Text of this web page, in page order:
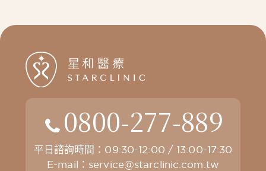
0800-277-889
平日諮詢時間：09:30-12:00 / 13:00-17:30
E-mail： service@starclinic.com.tw